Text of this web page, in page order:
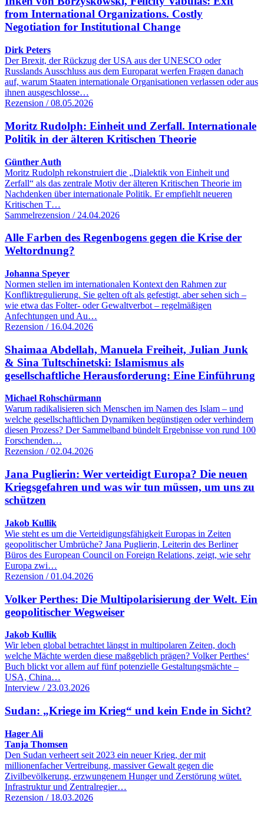
from International Organizations. Costly
Negotiation for Institutional Change
Dirk Peters
Der Brexit, der Rückzug der USA aus der UNESCO oder
Russlands Ausschluss aus dem Europarat werfen Fragen danach
auf, warum Staaten internationale Organisationen verlassen oder aus
ihnen ausgeschlosse…
Rezension / 08.05.2026
Moritz Rudolph: Einheit und Zerfall. Internationale
Politik in der älteren Kritischen Theorie
Günther Auth
Moritz Rudolph rekonstruiert die „Dialektik von Einheit und
Zerfall“ als das zentrale Motiv der älteren Kritischen Theorie im
Nachdenken über internationale Politik. Er empfiehlt neueren
Kritischen T…
Sammelrezension / 24.04.2026
Alle Farben des Regenbogens gegen die Krise der
Weltordnung?
Johanna Speyer
Normen stellen im internationalen Kontext den Rahmen zur
Konfliktregulierung. Sie gelten oft als gefestigt, aber sehen sich –
wie etwa das Folter- oder Gewaltverbot – regelmäßigen
Anfechtungen und Au…
Rezension / 16.04.2026
Shaimaa Abdellah, Manuela Freiheit, Julian Junk
& Sina Tultschinetski: Islamismus als
gesellschaftliche Herausforderung: Eine Einführung
Michael Rohschürmann
Warum radikalisieren sich Menschen im Namen des Islam – und
welche gesellschaftlichen Dynamiken begünstigen oder verhindern
diesen Prozess? Der Sammelband bündelt Ergebnisse von rund 100
Forschenden…
Rezension / 02.04.2026
Jana Puglierin: Wer verteidigt Europa? Die neuen
Kriegsgefahren und was wir tun müssen, um uns zu
schützen
Jakob Kullik
Wie steht es um die Verteidigungsfähigkeit Europas in Zeiten
geopolitischer Umbrüche? Jana Puglierin, Leiterin des Berliner
Büros des European Council on Foreign Relations, zeigt, wie sehr
Europa zwi…
Rezension / 01.04.2026
Volker Perthes: Die Multipolarisierung der Welt. Ein
geopolitischer Wegweiser
Jakob Kullik
Wir leben global betrachtet längst in multipolaren Zeiten, doch
welche Mächte werden diese maßgeblich prägen? Volker Perthes‘
Buch blickt vor allem auf fünf potenzielle Gestaltungsmächte –
USA, China…
Interview / 23.03.2026
Sudan: „Kriege im Krieg“ und kein Ende in Sicht?
Hager Ali
Tanja Thomsen
Den Sudan verheert seit 2023 ein neuer Krieg, der mit
millionenfacher Vertreibung, massiver Gewalt gegen die
Zivilbevölkerung, erzwungenem Hunger und Zerstörung wütet.
Infrastruktur und Zentralregier…
Rezension / 18.03.2026